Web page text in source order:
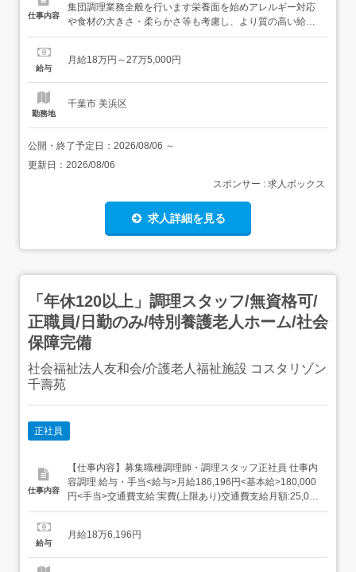
仕事内容
集団調理業務全般を行います栄養面を始めアレルギー対応
や食材の大きさ・柔らかさ等も考慮し、より質の高い給食
の提供が目標です 初めての方は仕事の1日の流れや食材の
スキルを活かした業務から始めて職場の雰囲気に慣れてい
給与
月給18万円～27万5,000円
勤務地
千葉市 美浜区
公開・終了予定日： 2026/08/06 ～
更新日： 2026/08/06
スポンサー : 求人ボックス
求人詳細を見る
「年休120以上」調理スタッフ/無資格可/
正職員/日勤のみ/特別養護老人ホーム/社会
保障完備
社会福祉法人友和会/介護老人福祉施設 コスタリゾン
千壽苑
正社員
仕事内容
【仕事内容】募集職種調理師・調理スタッフ正社員 仕事内
容調理 給与・手当<給与>月給186,196円<基本給>180,000
円<手当>交通費支給:実費(上限あり)交通費支給月額:25,000
円調整手当:6,196円早出手当:1,000円/回扶養手当:子:5,000
月分過去支給実績<...
給与
月給18万6,196円